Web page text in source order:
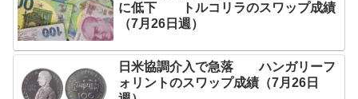
に低下 トルコリラのスワップ成績
（7月26日週）
日米協調介入で急落 ハンガリーフ
ォリントのスワップ成績（7月26日